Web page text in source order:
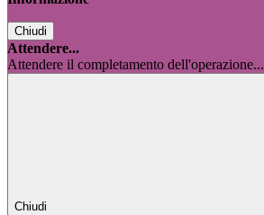
Chiudi
Attendere...
Attendere il completamento dell'operazione...
Chiudi